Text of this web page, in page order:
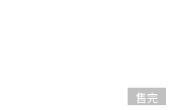
售完